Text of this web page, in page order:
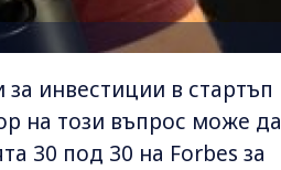
инвестиции в стартъп
на този въпрос може да
30 под 30 на Forbes за